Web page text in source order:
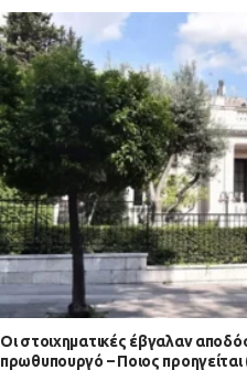
Οι στοιχηματικές έβγαλαν
πρωθυπουργό – Ποιος προηγείται